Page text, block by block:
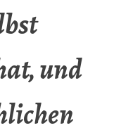
und